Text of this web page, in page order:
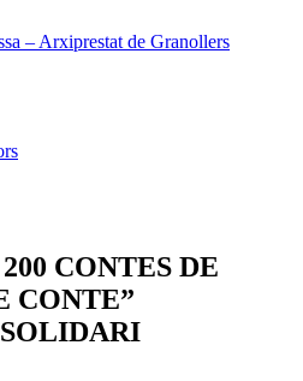
CONTES DE
CONTE”